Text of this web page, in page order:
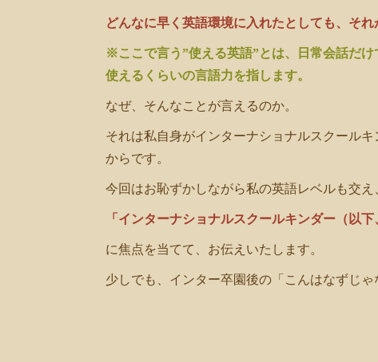
どんなに早く英語環境に入れたとしても、そ
※ここで言う”使える英語”とは、日常会話だ
使えるくらいの言語力を指します。
なぜ、そんなことが言えるのか。
それは私自身がインターナショナルスクール
からです。
今回はお恥ずかしながら私の英語レベルも交え
「インターナショナルスクールキンダー（以
に焦点を当てて、お伝えいたします。
少しでも、インター卒園後の「こんはなずじ